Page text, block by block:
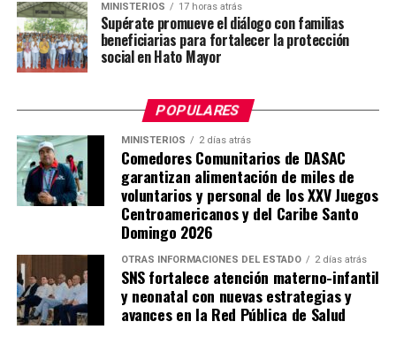
MINISTERIOS 17 horas atrás
Supérate promueve el diálogo con familias
beneficiarias para fortalecer la protección
social en Hato Mayor
POPULARES
MINISTERIOS 2 días atrás
Comedores Comunitarios de DASAC
garantizan alimentación de miles de
voluntarios y personal de los XXV Juegos
Centroamericanos y del Caribe Santo
Domingo 2026
OTRAS INFORMACIONES DEL ESTADO 2 días atrás
SNS fortalece atención materno-infantil
y neonatal con nuevas estrategias y
avances en la Red Pública de Salud